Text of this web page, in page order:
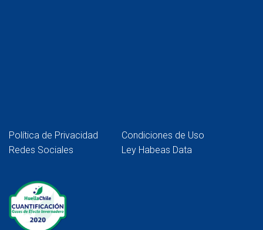
Política de Privacidad
Condiciones de Uso
Redes Sociales
Ley Habeas Data